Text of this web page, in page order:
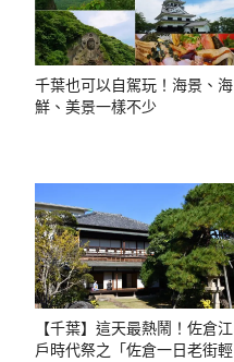
千葉也可以自駕玩！海景、海
鮮、美景一樣不少
【千葉】這天最熱鬧！佐倉江
戶時代祭之「佐倉一日老街輕